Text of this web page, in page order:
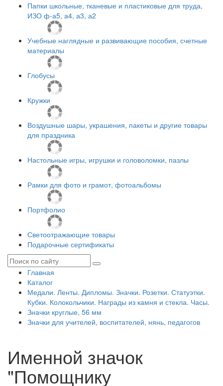
Папки школьные, тканевые и пластиковые для труда,
ИЗО ф-а5, а4, а3, а2
Учебные наглядные и развивающие пособия, счетные
материалы
Глобусы
Кружки
Воздушные шары, украшения, пакеты и другие товары
для праздника
Настольные игры, игрушки и головоломки, пазлы
Рамки для фото и грамот, фотоальбомы
Портфолио
Светоотражающие товары
Подарочные сертификаты
Главная
Каталог
Медали. Ленты. Дипломы. Значки. Розетки. Статуэтки.
Кубки. Колокольчики. Награды из камня и стекла. Часы.
Значки круглые, 56 мм
Значки для учителей, воспитателей, нянь, педагогов
Именной значок
"Помощнику